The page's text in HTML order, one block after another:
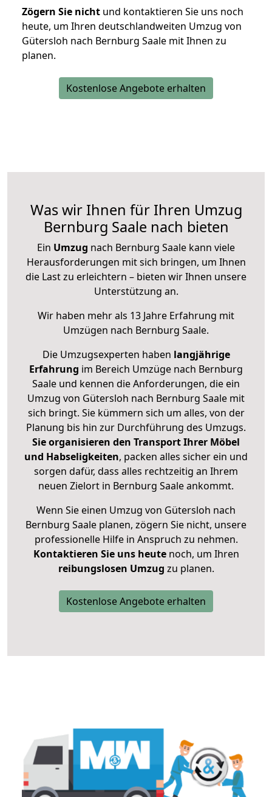
Zögern Sie nicht und kontaktieren Sie uns noch
heute, um Ihren deutschlandweiten Umzug von
Gütersloh nach Bernburg Saale mit Ihnen zu
planen.
Kostenlose Angebote erhalten
Was wir Ihnen für Ihren Umzug
Bernburg Saale nach bieten
Ein Umzug nach Bernburg Saale kann viele
Herausforderungen mit sich bringen, um Ihnen
die Last zu erleichtern – bieten wir Ihnen unsere
Unterstützung an.
Wir haben mehr als 13 Jahre Erfahrung mit
Umzügen nach Bernburg Saale.
Die Umzugsexperten haben langjährige
Erfahrung im Bereich Umzüge nach Bernburg
Saale und kennen die Anforderungen, die ein
Umzug von Gütersloh nach Bernburg Saale mit
sich bringt. Sie kümmern sich um alles, von der
Planung bis hin zur Durchführung des Umzugs.
Sie organisieren den Transport Ihrer Möbel
und Habseligkeiten, packen alles sicher ein und
sorgen dafür, dass alles rechtzeitig an Ihrem
neuen Zielort in Bernburg Saale ankommt.
Wenn Sie einen Umzug von Gütersloh nach
Bernburg Saale planen, zögern Sie nicht, unsere
professionelle Hilfe in Anspruch zu nehmen.
Kontaktieren Sie uns heutenoch, um Ihren
reibungslosen Umzug zu planen.
Kostenlose Angebote erhalten